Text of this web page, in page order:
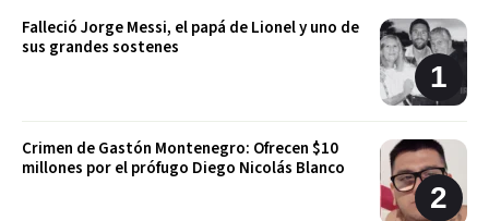
Falleció Jorge Messi, el papá de Lionel y uno de
sus grandes sostenes
Crimen de Gastón Montenegro: Ofrecen $10
millones por el prófugo Diego Nicolás Blanco